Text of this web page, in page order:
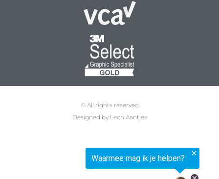
© All rights reserved
Designed by Leon Aantjes